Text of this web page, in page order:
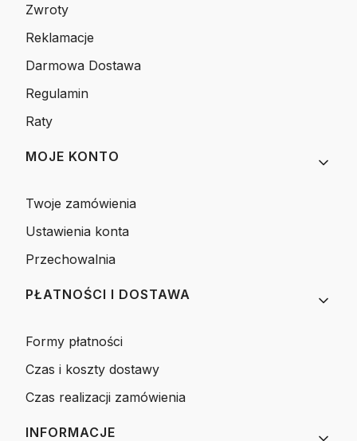
Zwroty
Reklamacje
Darmowa Dostawa
Regulamin
Raty
MOJE KONTO
Twoje zamówienia
Ustawienia konta
Przechowalnia
PŁATNOŚCI I DOSTAWA
Formy płatności
Czas i koszty dostawy
Czas realizacji zamówienia
INFORMACJE